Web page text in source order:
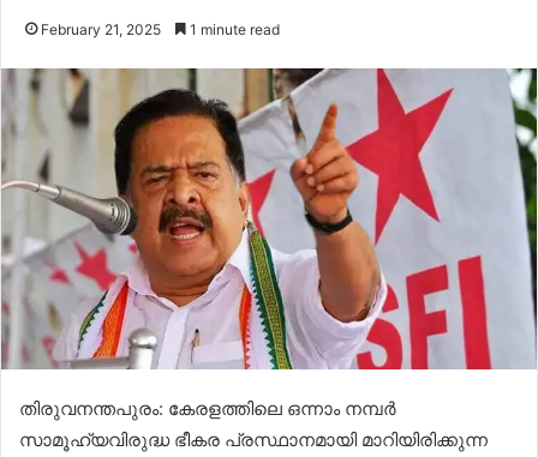
February 21, 2025 1 minute read
തിരുവനന്തപുരം: കേരളത്തിലെ ഒന്നാം നമ്പര്‍
സാമൂഹ്യവിരുദ്ധ ഭീകര പ്രസ്ഥാനമായി മാറിയിരിക്കുന്ന